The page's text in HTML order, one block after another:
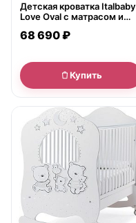
Детская кроватка Italbaby
Love Oval с матрасом и
предметов
68 690 ₽
Купить
● в наличии